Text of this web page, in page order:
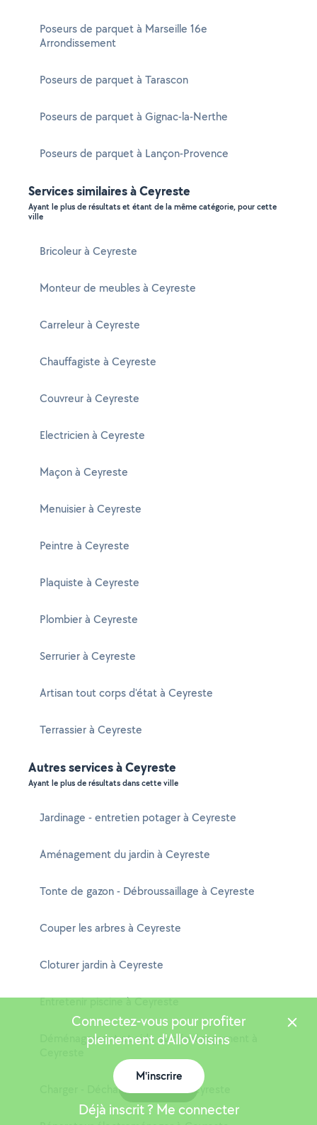
Poseurs de parquet à Marseille 16e
Arrondissement
Poseurs de parquet à Tarascon
Poseurs de parquet à Gignac-la-Nerthe
Poseurs de parquet à Lançon-Provence
Services similaires à Ceyreste
Ayant le plus de résultats et étant de la même catégorie, pour cette
ville
Bricoleur à Ceyreste
Monteur de meubles à Ceyreste
Carreleur à Ceyreste
Chauffagiste à Ceyreste
Couvreur à Ceyreste
Electricien à Ceyreste
Maçon à Ceyreste
Menuisier à Ceyreste
Peintre à Ceyreste
Plaquiste à Ceyreste
Plombier à Ceyreste
Serrurier à Ceyreste
Artisan tout corps d'état à Ceyreste
Terrassier à Ceyreste
Autres services à Ceyreste
Ayant le plus de résultats dans cette ville
Jardinage - entretien potager à Ceyreste
Aménagement du jardin à Ceyreste
Tonte de gazon - Débroussaillage à Ceyreste
Couper les arbres à Ceyreste
Cloturer jardin à Ceyreste
Entretenir piscine à Ceyreste
Déménagement et aide au déménagement à
Charger - Décharger camion à Ceyreste
Connectez-vous pour profiter
pleinement d'AlloVoisins
M'inscrire
Déjà inscrit ? Me connecter